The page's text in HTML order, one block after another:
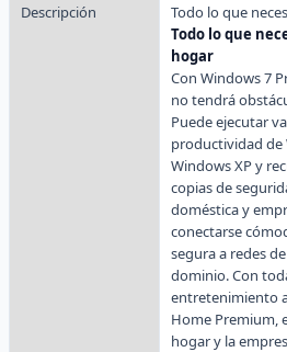
Descripción
Todo lo que
Todo lo que
hogar
Con Windows 7
no tendrá
Puede ejecutar
productividad de
Windows XP y
copias de
doméstica y
conectarse
segura a redes
dominio. Con
entretenimiento
Home Premium,
hogar y la